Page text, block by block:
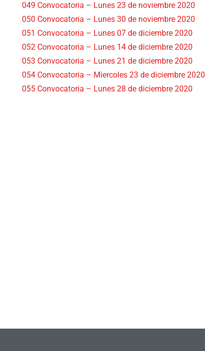
049 Convocatoria – Lunes 23 de noviembre 2020
050 Convocatoria – Lunes 30 de noviembre 2020
051 Convocatoria – Lunes 07 de diciembre 2020
052 Convocatoria – Lunes 14 de diciembre 2020
053 Convocatoria – Lunes 21 de diciembre 2020
054 Convocatoria – Miercoles 23 de diciembre 2020
055 Convocatoria – Lunes 28 de diciembre 2020